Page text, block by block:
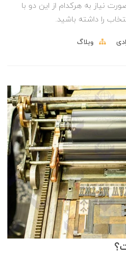
نیاز به هرکدام از این دو با
را داشته باشید.
وبلاگ